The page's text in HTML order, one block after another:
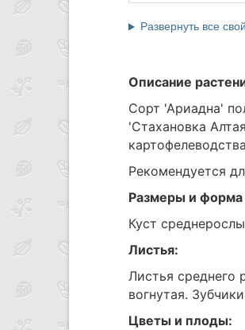
Развернуть все
Описание
Сорт 'Ариадна'
'Стахановка
Рекомендуется
Размеры и форма
Куст
Листья:
Листья среднего
вогнутая.
Цветы и плоды: